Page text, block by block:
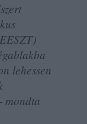
lehessen
mondta